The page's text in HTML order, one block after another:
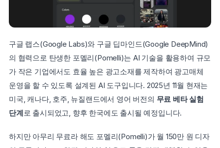
구글 랩스(Google Labs)와 구글 딥마인드(Google DeepMind)
의 협력으로 탄생한 포멜리(Pomelli)는 AI 기술을 활용하여 규모
가 작은 기업에서도 효율 높은 광고소재를 제작하여 광고매체
운영을 할 수 있도록 설계된 AI 도구입니다. 2025년 11월 현재는
미국, 캐나다, 호주, 뉴질랜드에서 영어 버전의 무료 베타 실험
단계로 출시되었고, 향후 한국에도 출시될 예정입니다.
하지만 아무리 무료라 해도 포멜리(Pomelli)가 월 150만 원 디자